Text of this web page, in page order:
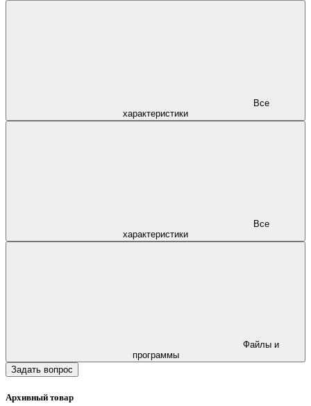
характеристики
характеристики
программы
Задать вопрос
Архивный товар